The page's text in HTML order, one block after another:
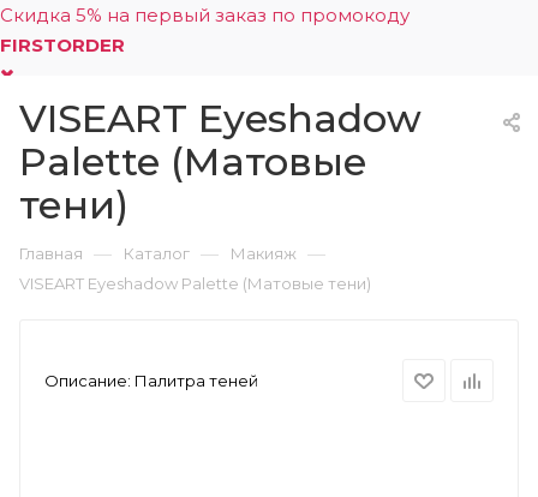
Скидка 5% на первый заказ по промокоду
FIRSTORDER
0
VISEART Eyeshadow
Palette (Матовые
тени)
Главная — Каталог — Макияж —
VISEART Eyeshadow Palette (Матовые тени)
Описание: Палитра теней